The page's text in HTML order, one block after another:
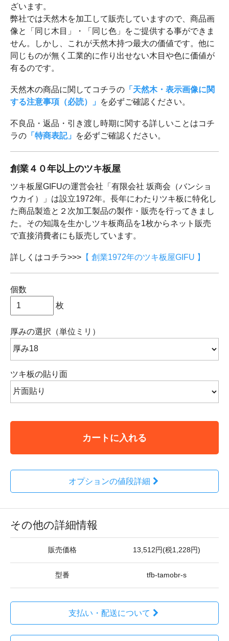
ざいます。
弊社では天然木を加工して販売していますので、商品画
像と「同じ木目」・「同じ色」をご提供する事ができま
せん。しかし、これが天然木持つ最大の価値です。他に
同じものが無く工業的に作り出せない木目や色に価値が
有るのです。
天然木の商品に関してコチラの 「天然木・表示画像に関
する注意事項（必読）」 を必ずご確認ください。
不良品・返品・引き渡し時期に関する詳しいことはコチ
ラの 「特商表記」 を必ずご確認ください。
創業４０年以上のツキ板屋
ツキ板屋GIFUの運営会社「有限会社 坂商会（バンショ
ウカイ）」は設立1972年。長年にわたりツキ板に特化し
た商品製造と２次加工製品の製作・販売を行ってきまし
た。その知識を生かしツキ板商品を1枚からネット販売
で直接消費者にも販売しています。
詳しくはコチラ>>> 【 創業1972年のツキ板屋GIFU 】
個数
枚
厚みの選択（単位ミリ）
ツキ板の貼り面
カートに入れる
オプションの値段詳細
その他の詳細情報
販売価格 13,512円(税1,228円)
型番 tfb-tamobr-s
支払い・配送について